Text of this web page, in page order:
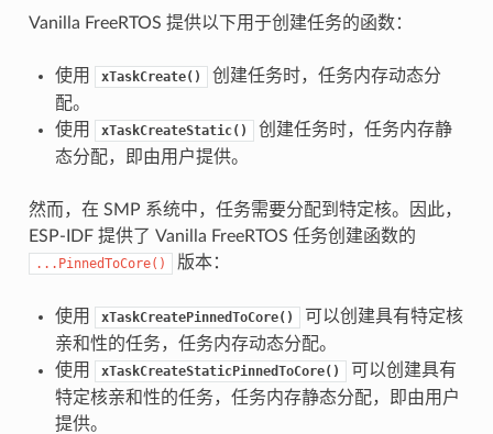
Vanilla FreeRTOS 提供以下用于创建任务的函数：
使用 xTaskCreate()
创建任务时，任务内存动态分
配。
使用
xTaskCreateStatic()
创建任务时，任务内存静
态分配，即由用户提供。
然而，在 SMP 系统中，任务需要分配到特定核。因此，
ESP-IDF 提供了 Vanilla FreeRTOS 任务创建函数的
...PinnedToCore() 版本：
使用 xTaskCreatePinnedToCore()
可以创建具有特定核
亲和性的任务，任务内存动态分配。
使用
xTaskCreateStaticPinnedToCore()
可以创建具有
特定核亲和性的任务，任务内存静态分配，即由用户
提供。